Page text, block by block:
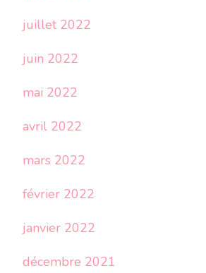
juillet 2022
juin 2022
mai 2022
avril 2022
mars 2022
février 2022
janvier 2022
décembre 2021